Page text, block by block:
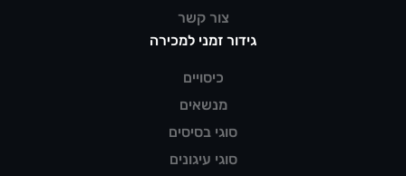
צור קשר
גידור זמני למכירה
כיסויים
מנשאים
סוגי בסיסים
סוגי עיגונים